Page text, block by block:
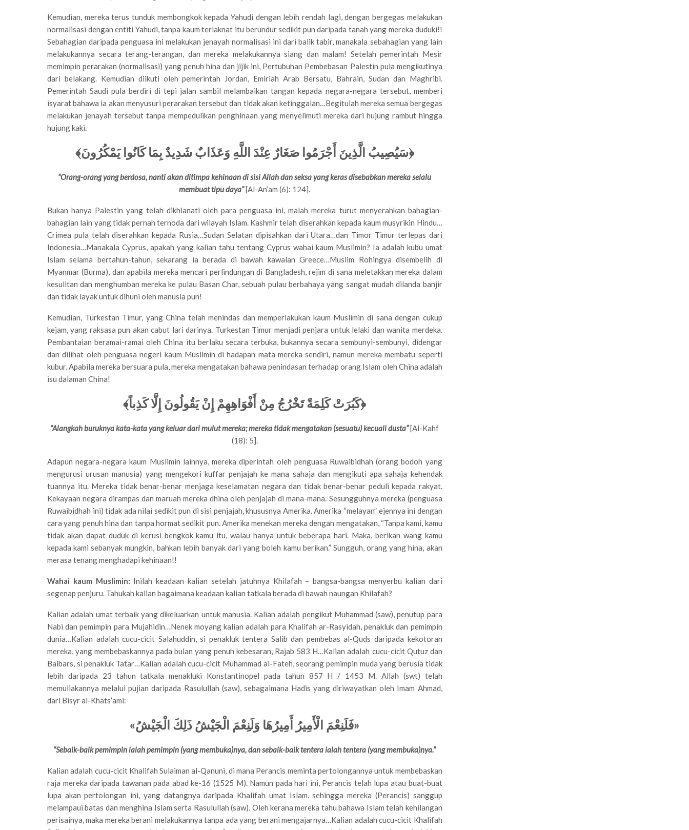
Kemudian, mereka terus tunduk membongkok kepada Yahudi dengan lebih rendah lagi, dengan bergegas melakukan
normalisasi dengan entiti Yahudi, tanpa kaum terlaknat itu berundur sedikit pun daripada tanah yang mereka duduki!!
Sebahagian daripada penguasa ini melakukan jenayah normalisasi ini dari balik tabir, manakala sebahagian yang lain
melakukannya secara terang-terangan, dan mereka melakukannya siang dan malam! Setelah pemerintah Mesir
memimpin perarakan (normalisasi) yang penuh hina dan jijik ini, Pertubuhan Pembebasan Palestin pula mengikutinya
dari belakang. Kemudian diikuti oleh pemerintah Jordan, Emiriah Arab Bersatu, Bahrain, Sudan dan Maghribi.
Pemerintah Saudi pula berdiri di tepi jalan sambil melambaikan tangan kepada negara-negara tersebut, memberi
isyarat bahawa ia akan menyusuri perarakan tersebut dan tidak akan ketinggalan…Begitulah mereka semua bergegas
melakukan jenayah tersebut tanpa mempedulikan penghinaan yang menyelimuti mereka dari hujung rambut hingga
hujung kaki.
﴿سَيُصِيبُ الَّذِينَ أَجْرَمُوا صَغَارٌ عِنْدَ اللَّهِ وَعَذَابٌ شَدِيدٌ بِمَا كَانُوا يَمْكُرُونَ﴾
“Orang-orang yang berdosa, nanti akan ditimpa kehinaan di sisi Allah dan seksa yang keras disebabkan mereka selalu
membuat tipu daya”[Al-An’am (6): 124].
Bukan hanya Palestin yang telah dikhianati oleh para penguasa ini, malah mereka turut menyerahkan bahagian-
bahagian lain yang tidak pernah ternoda dari wilayah Islam. Kashmir telah diserahkan kepada kaum musyrikin Hindu…
Crimea pula telah diserahkan kepada Rusia…Sudan Selatan dipisahkan dari Utara…dan Timor Timur terlepas dari
Indonesia…Manakala Cyprus, apakah yang kalian tahu tentang Cyprus wahai kaum Muslimin? Ia adalah kubu umat
Islam selama bertahun-tahun, sekarang ia berada di bawah kawalan Greece…Muslim Rohingya disembelih di
Myanmar (Burma), dan apabila mereka mencari perlindungan di Bangladesh, rejim di sana meletakkan mereka dalam
kesulitan dan menghumban mereka ke pulau Basan Char, sebuah pulau berbahaya yang sangat mudah dilanda banjir
dan tidak layak untuk dihuni oleh manusia pun!
Kemudian, Turkestan Timur, yang China telah menindas dan memperlakukan kaum Muslimin di sana dengan cukup
kejam, yang raksasa pun akan cabut lari darinya. Turkestan Timur menjadi penjara untuk lelaki dan wanita merdeka.
Pembantaian beramai-ramai oleh China itu berlaku secara terbuka, bukannya secara sembunyi-sembunyi, didengar
dan dilihat oleh penguasa negeri kaum Muslimin di hadapan mata mereka sendiri, namun mereka membatu seperti
kubur. Apabila mereka bersuara pula, mereka mengatakan bahawa penindasan terhadap orang Islam oleh China adalah
isu dalaman China!
﴿كَبُرَتْ كَلِمَةً تَخْرُجُ مِنْ أَفْوَاهِهِمْ إِنْ يَقُولُونَ إِلَّا كَذِباً﴾
“Alangkah buruknya kata-kata yang keluar dari mulut mereka; mereka tidak mengatakan (sesuatu) kecuali dusta”[Al-Kahf
(18): 5].
Adapun negara-negara kaum Muslimin lainnya, mereka diperintah oleh penguasa Ruwaibidhah (orang bodoh yang
mengurusi urusan manusia) yang mengekori kuffar penjajah ke mana sahaja dan mengikuti apa sahaja kehendak
tuannya itu. Mereka tidak benar-benar menjaga keselamatan negara dan tidak benar-benar peduli kepada rakyat.
Kekayaan negara dirampas dan maruah mereka dhina oleh penjajah di mana-mana. Sesungguhnya mereka (penguasa
Ruwaibidhah ini) tidak ada nilai sedikit pun di sisi penjajah, khususnya Amerika. Amerika “melayan” ejennya ini dengan
cara yang penuh hina dan tanpa hormat sedikit pun. Amerika menekan mereka dengan mengatakan, “Tanpa kami, kamu
tidak akan dapat duduk di kerusi bengkok kamu itu, walau hanya untuk beberapa hari. Maka, berikan wang kamu
kepada kami sebanyak mungkin, bahkan lebih banyak dari yang boleh kamu berikan.” Sungguh, orang yang hina, akan
merasa tenang menghadapi kehinaan!!
Wahai kaum Muslimin: Inilah keadaan kalian setelah jatuhnya Khilafah – bangsa-bangsa menyerbu kalian dari
segenap penjuru. Tahukah kalian bagaimana keadaan kalian tatkala berada di bawah naungan Khilafah?
Kalian adalah umat terbaik yang dikeluarkan untuk manusia. Kalian adalah pengikut Muhammad (saw), penutup para
Nabi dan pemimpin para Mujahidin…Nenek moyang kalian adalah para Khalifah ar-Rasyidah, penakluk dan pemimpin
dunia…Kalian adalah cucu-cicit Salahuddin, si penakluk tentera Salib dan pembebas al-Quds daripada kekotoran
mereka, yang membebaskannya pada bulan yang penuh kebesaran, Rajab 583 H…Kalian adalah cucu-cicit Qutuz dan
Baibars, si penakluk Tatar…Kalian adalah cucu-cicit Muhammad al-Fateh, seorang pemimpin muda yang berusia tidak
lebih daripada 23 tahun tatkala menakluki Konstantinopel pada tahun 857 H / 1453 M. Allah (swt) telah
memuliakannya melalui pujian daripada Rasulullah (saw), sebagaimana Hadis yang diriwayatkan oleh Imam Ahmad,
dari Bisyr al-Khats’ami:
«فَلَنِعْمَ الْأَمِيرُ أَمِيرُهَا وَلَنِعْمَ الْجَيْشُ ذَلِكَ الْجَيْشُ»
“Sebaik-baik pemimpin ialah pemimpin (yang membuka)nya, dan sebaik-baik tentera ialah tentera (yang membuka)nya.”
Kalian adalah cucu-cicit Khalifah Sulaiman al-Qanuni, di mana Perancis meminta pertolongannya untuk membebaskan
raja mereka daripada tawanan pada abad ke-16 (1525 M). Namun pada hari ini, Perancis telah lupa atau buat-buat
lupa akan pertolongan ini, yang datangnya daripada Khalifah umat Islam, sehingga mereka (Perancis) sanggup
melampaui batas dan menghina Islam serta Rasulullah (saw). Oleh kerana mereka tahu bahawa Islam telah kehilangan
perisainya, maka mereka berani melakukannya tanpa ada yang berani mengajarnya…Kalian adalah cucu-cicit Khalifah